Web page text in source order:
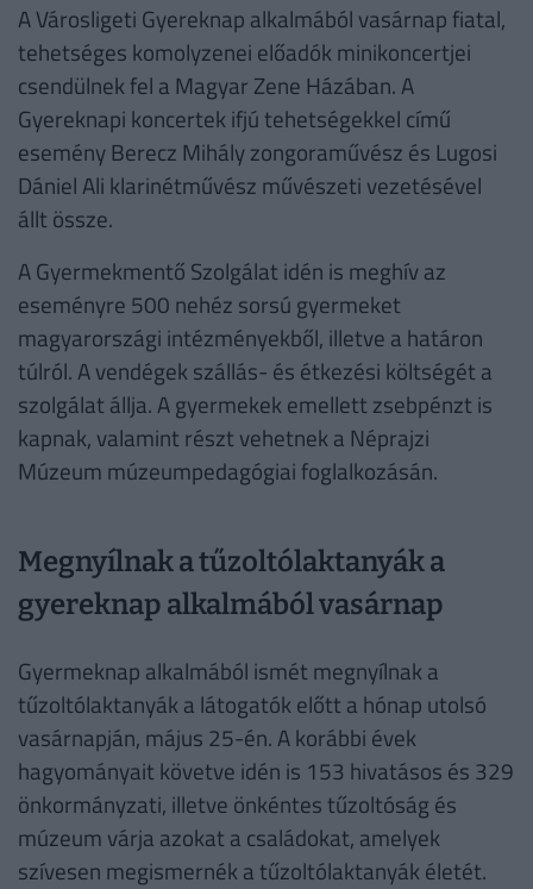
A Városligeti Gyereknap alkalmából vasárnap fiatal,
tehetséges komolyzenei előadók minikoncertjei
csendülnek fel a Magyar Zene Házában. A
Gyereknapi koncertek ifjú tehetségekkel című
esemény Berecz Mihály zongoraművész és Lugosi
Dániel Ali klarinétművész művészeti vezetésével
állt össze.
A Gyermekmentő Szolgálat idén is meghív az
eseményre 500 nehéz sorsú gyermeket
magyarországi intézményekből, illetve a határon
túlról. A vendégek szállás- és étkezési költségét a
szolgálat állja. A gyermekek emellett zsebpénzt is
kapnak, valamint részt vehetnek a Néprajzi
Múzeum múzeumpedagógiai foglalkozásán.
Megnyílnak a tűzoltólaktanyák a
gyereknap alkalmából vasárnap
Gyermeknap alkalmából ismét megnyílnak a
tűzoltólaktanyák a látogatók előtt a hónap utolsó
vasárnapján, május 25-én. A korábbi évek
hagyományait követve idén is 153 hivatásos és 329
önkormányzati, illetve önkéntes tűzoltóság és
múzeum várja azokat a családokat, amelyek
szívesen megismernék a tűzoltólaktanyák életét.